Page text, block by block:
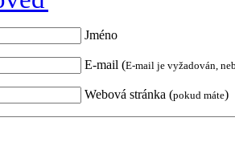
Jméno
E-mail (E-mail je vyžadován,
Webová stránka (pokud máte)